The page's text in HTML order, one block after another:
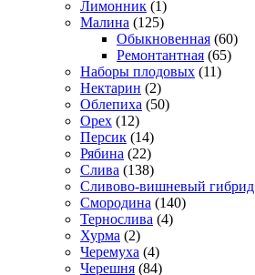
Лимонник (1)
Малина (125)
Обыкновенная (60)
Ремонтантная (65)
Наборы плодовых (11)
Нектарин (2)
Облепиха (50)
Орех (12)
Персик (14)
Рябина (22)
Слива (138)
Сливово-вишневый гибрид
Смородина (140)
Тернослива (4)
Хурма (2)
Черемуха (4)
Черешня (84)